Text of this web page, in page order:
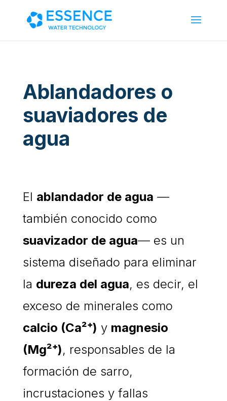
Ablandadores o
suaviadores de
agua
El ablandador de agua —
también conocido como
suavizador de agua— es un
sistema diseñado para eliminar
la dureza del agua, es decir, el
exceso de minerales como
calcio (Ca²⁺) y magnesio
(Mg²⁺), responsables de la
formación de sarro,
incrustaciones y fallas